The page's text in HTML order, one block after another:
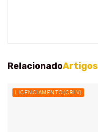
RelacionadoArtigos
LICENCIAMENTO(CRLV)